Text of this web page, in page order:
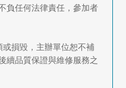
負任何法律責任，參加者
或損毀，主辦單位恕不補
續品質保證與維修服務之